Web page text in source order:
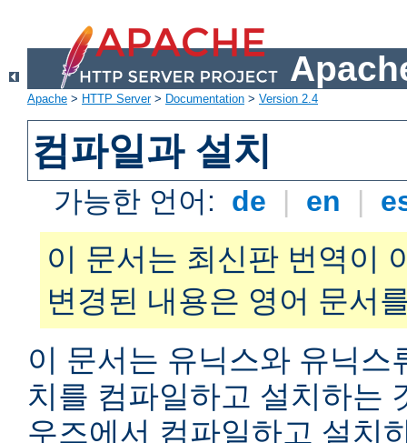
Apache > HTTP Server> Documentation > Version 2.4
컴파일과 설치
가능한 언어: de | en |
이 문서는 최신판 번역이
변경된 내용은 영어 문서
이 문서는 유닉스와 유닉스
치를 컴파일하고 설치하는
우즈에서 컴파일하고 설치